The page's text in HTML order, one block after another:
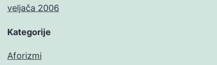
veljača 2006
Kategorije
Aforizmi